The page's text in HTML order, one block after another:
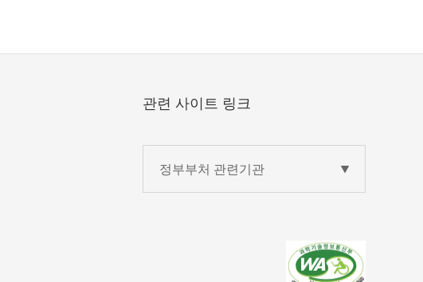
관련 사이트 링크
정부부처 관련기관